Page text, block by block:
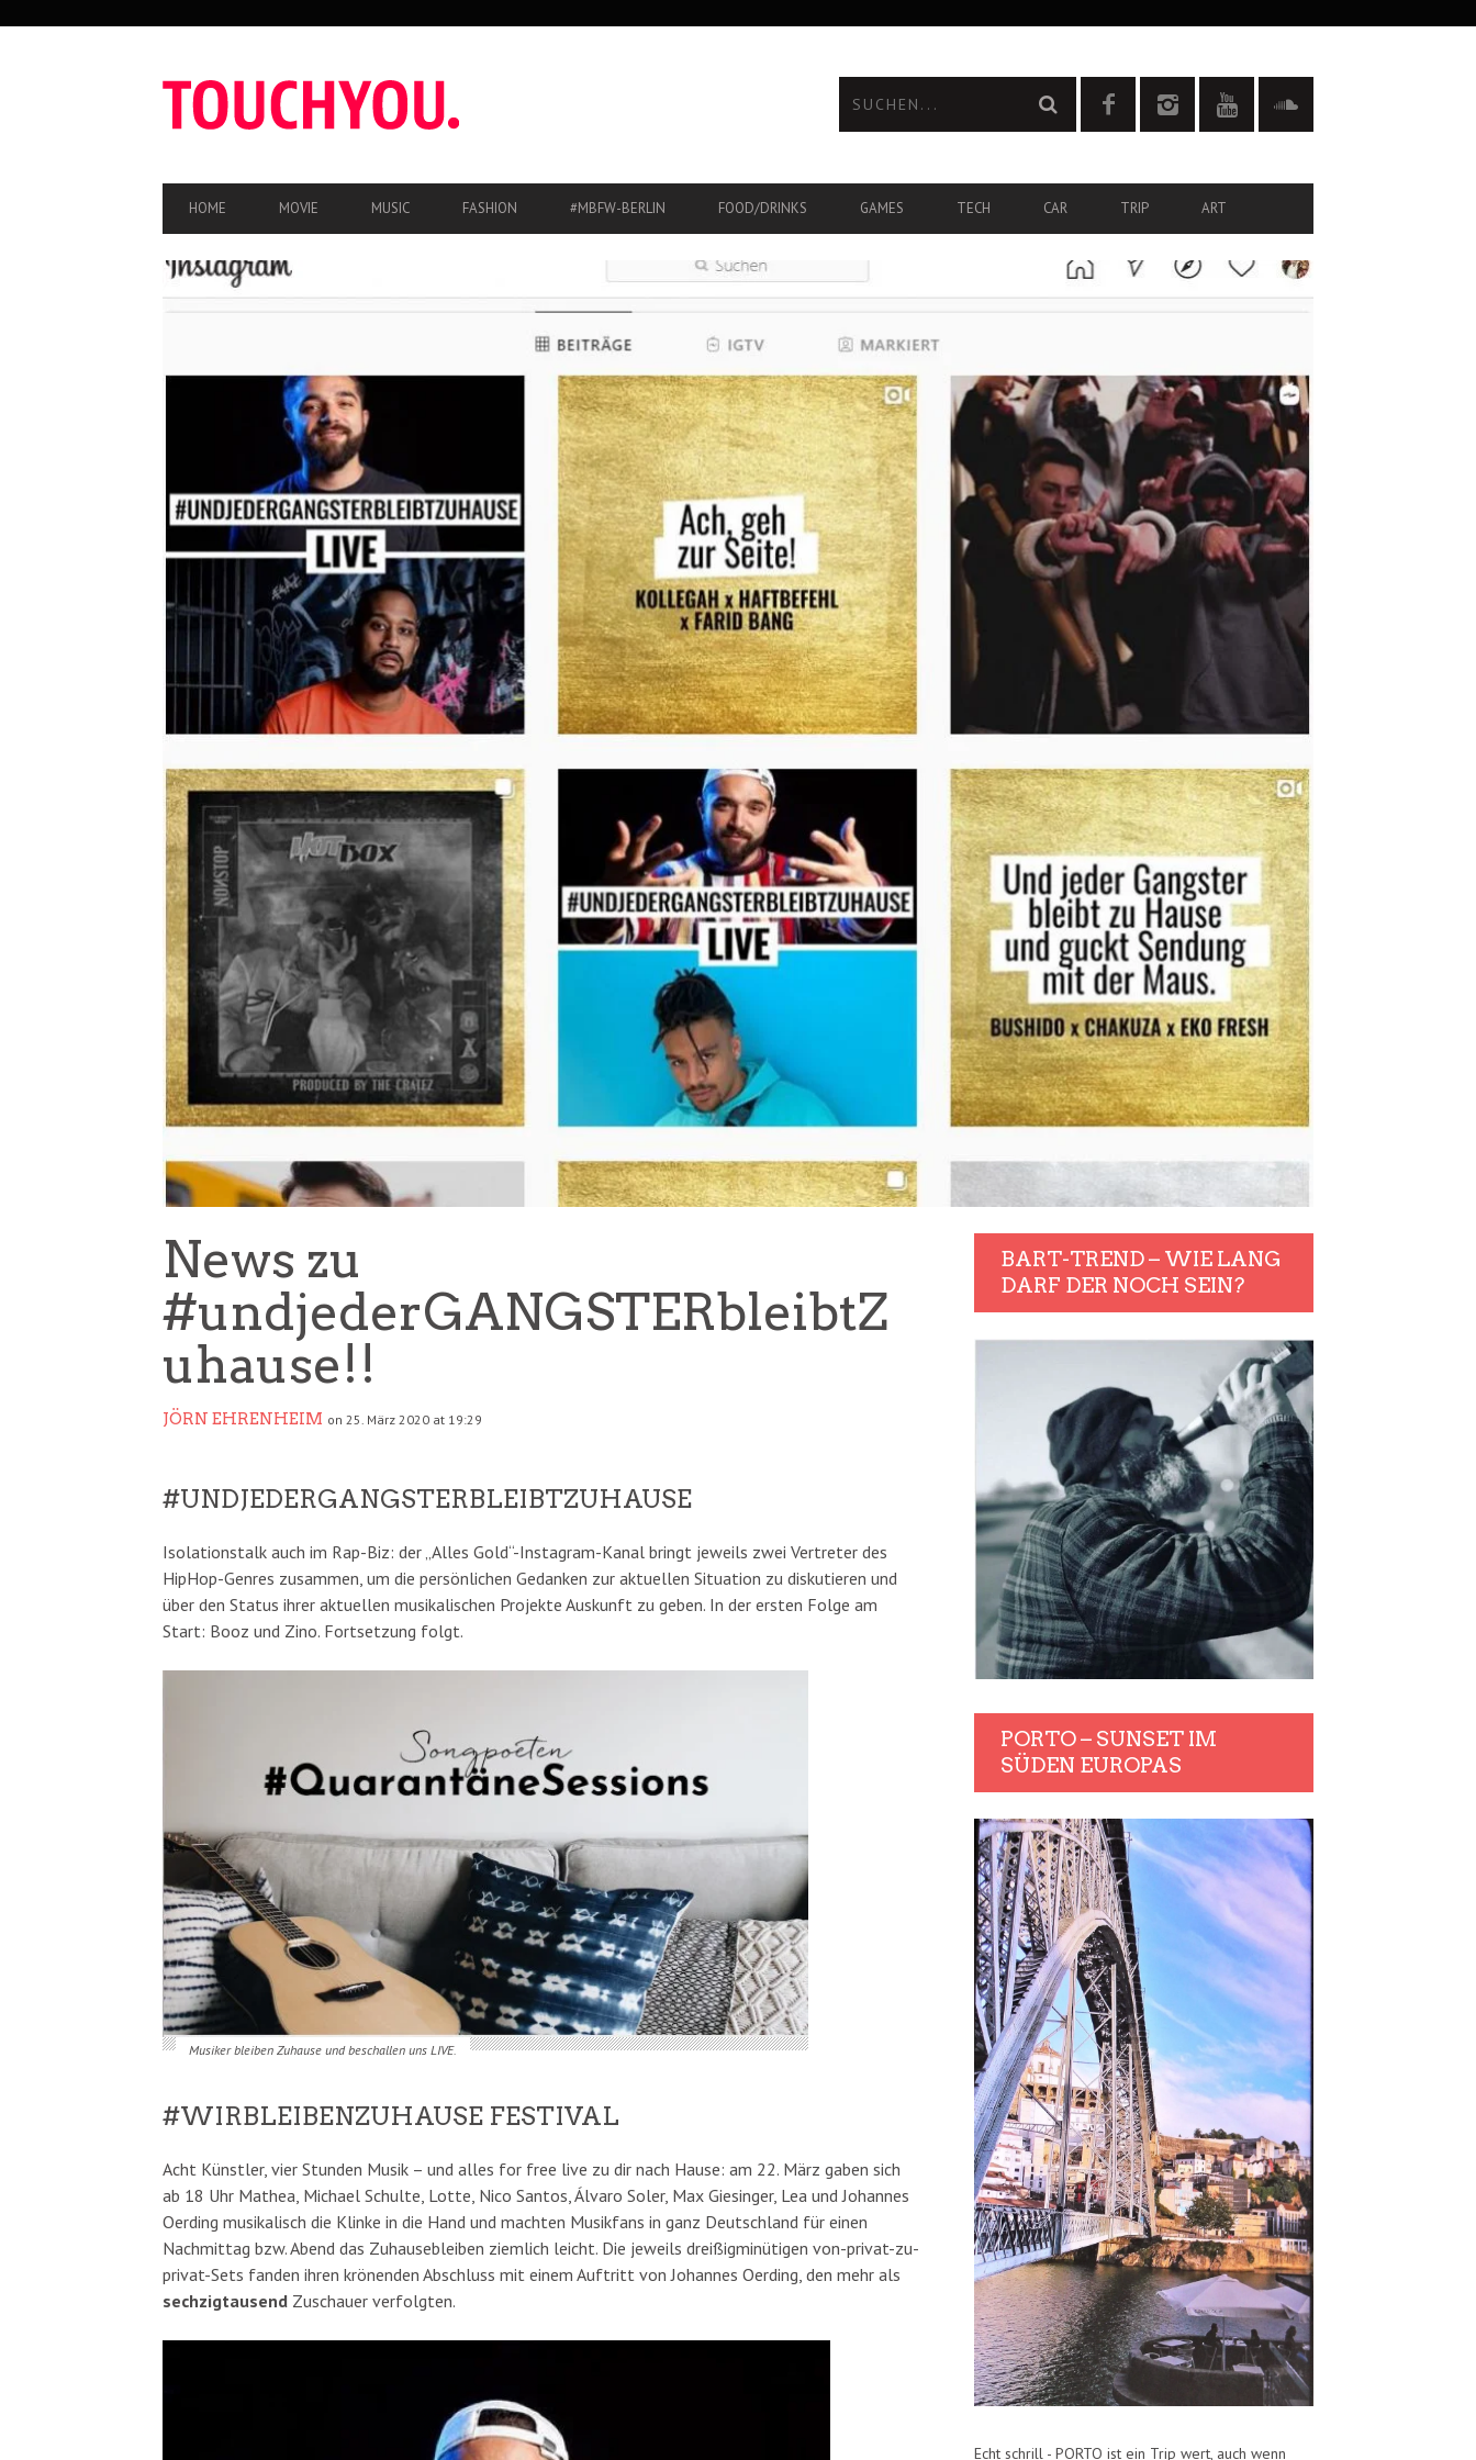
HAUPT-
NAVIGATION
HOME MOVIE MUSIC FASHION #MBFW-BERLIN FOOD/DRINKS GAMES TECH CAR TRIP ART
News zu
#undjederGANGSTERbleibtZ
uhause!!
JÖRN EHRENHEIM on 25. März 2020 at 19:29
#UNDJEDERGANGSTERBLEIBTZUHAUSE
Isolationstalk auch im Rap-Biz: der „Alles Gold“-Instagram-Kanal bringt jeweils zwei Vertreter des
HipHop-Genres zusammen, um die persönlichen Gedanken zur aktuellen Situation zu diskutieren und
über den Status ihrer aktuellen musikalischen Projekte Auskunft zu geben. In der ersten Folge am
Start: Booz und Zino. Fortsetzung folgt.
Musiker bleiben Zuhause und beschallen uns LIVE.
#WIRBLEIBENZUHAUSE FESTIVAL
Acht Künstler, vier Stunden Musik – und alles for free live zu dir nach Hause: am 22. März gaben sich
ab 18 Uhr Mathea, Michael Schulte, Lotte, Nico Santos, Álvaro Soler, Max Giesinger, Lea und Johannes
Oerding musikalisch die Klinke in die Hand und machten Musikfans in ganz Deutschland für einen
Nachmittag bzw. Abend das Zuhausebleiben ziemlich leicht. Die jeweils dreißigminütigen von-privat-zu-
privat-Sets fanden ihren krönenden Abschluss mit einem Auftritt von Johannes Oerding, den mehr als
sechzigtausend Zuschauer verfolgten.
BART-TREND – WIE LANG
DARF DER NOCH SEIN?
PORTO – SUNSET IM
SÜDEN EUROPAS
Echt schrill - PORTO ist ein Trip wert, auch wenn